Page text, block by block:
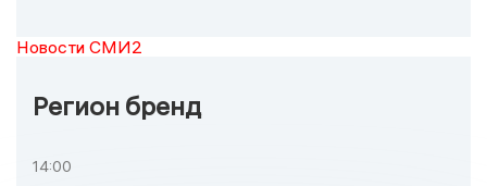
Новости СМИ2
Регион бренд
14:00